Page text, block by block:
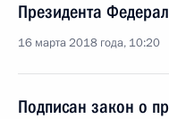
Президента
16 марта 2018 года, 10:20
Подписан закон о